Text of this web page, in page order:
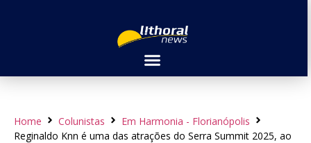
Home Colunistas
Em Harmonia - Florianópolis
Reginaldo Knn é uma das atrações do Serra Summit 2025, ao